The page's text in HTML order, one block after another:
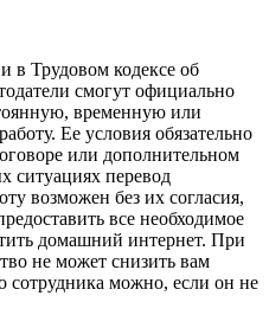
в Трудовом кодексе об
смогут официально
временную или
Ее условия обязательно
или дополнительном
ситуациях перевод
возможен без их согласия,
все необходимое
домашний интернет. При
не может снизить вам
сотрудника можно, если он не